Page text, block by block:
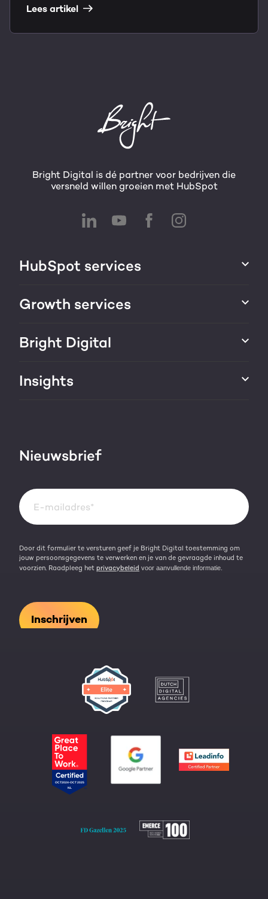
Lees artikel
Bright Digital is dé partner voor bedrijven die
versneld willen groeien met HubSpot
HubSpot services
HubSpot integraties
HubSpot CRM maatwerk
Growth services
Websites & portals
Groei strategie
Bright Digital
Over ons
Team
Insights
Events & webinars
Kennisbank
Nieuwsbrief
Door dit formulier te versturen geef je Bright Digital toestemming om
jouw persoonsgegevens te verwerken en je van de gevraagde inhoud te
voorzien. Raadpleeg het privacybeleid voor aanvullende informatie.